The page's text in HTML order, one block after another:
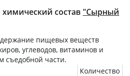
состав "Сырный
пищевых веществ
углеводов, витаминов и
съедобной части.
Количество